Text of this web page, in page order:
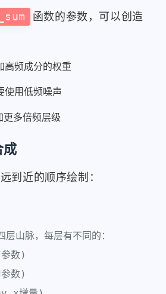
函数的参数，可以创造
高频成分的权重
使用低频噪声
更多倍频层级
成
到近的顺序绘制：
山脉，每层有不同的：
数)
参数)